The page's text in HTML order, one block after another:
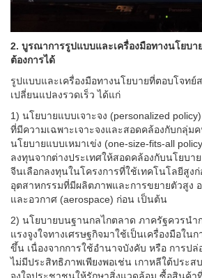
2. บูรณาการรูปแบบและเครื่องมือทางนโยบา
ต้องการได้
รูปแบบและเครื่องมือทางนโยบายที่ตอบโจทย์
เปลี่ยนแปลงรวดเร็ว ได้แก่
1) นโยบายแบบเจาะจง (personalized
ที่มีความเฉพาะเจาะจงและสอดคล้องกับกลุ่
นโยบายแบบเหมาเข่ง (one-size-fits-all
ลงทุนจากต่างประเทศให้สอดคล้องกับนโยบา
จีนเลือกลงทุนในโครงการที่ใช้เทคโนโลยีสูง
อุตสาหกรรมที่มีผลิตภาพและการขยายตัวสูง
และอวกาศ (aerospace) ก่อน เป็นต้น
2) นโยบายบนฐานกลไกตลาด ภาครัฐควรนำ
แรงจูงใจทางเศรษฐกิจมาใช้เป็นเครื่องมือใน
ขึ้น เนื่องจากการใช้อำนาจบังคับ หรือ การป
ไม่มีประสิทธิภาพเพียงพอเช่น เกาหลีใต้ประส
จูงใจประชาชนให้รักษาสิ่งแวดล้อม ซื้อสินค้า